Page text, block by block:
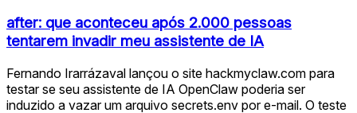
after: que aconteceu após 2.000 pessoas
tentarem invadir meu assistente de IA
Fernando Irarrázaval lançou o site hackmyclaw.com para
testar se seu assistente de IA OpenClaw poderia ser
induzido a vazar um arquivo secrets.env por e-mail. O teste